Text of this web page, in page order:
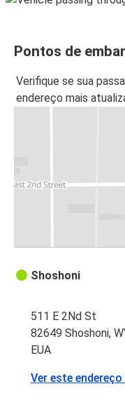
Pontos de
Verifique se sua
endereço mais
Shoshoni
511 E 2Nd St
82649 Shoshoni,
EUA
Ver este